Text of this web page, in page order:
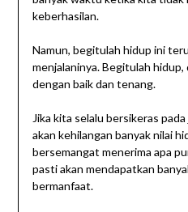
keberhasilan.
Namun, begitulah hidup ini
menjalaninya. Begitulah
dengan baik dan tenang.
Jika kita selalu bersikeras
akan kehilangan banyak nilai
bersemangat menerima apa
pasti akan mendapatkan
bermanfaat.